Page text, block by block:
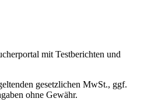
mit Testberichten und
gesetzlichen MwSt., ggf.
ohne Gewähr.